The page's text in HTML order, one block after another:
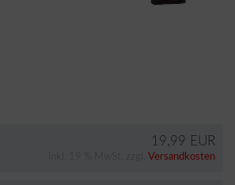
19,99 EUR
Versandkosten